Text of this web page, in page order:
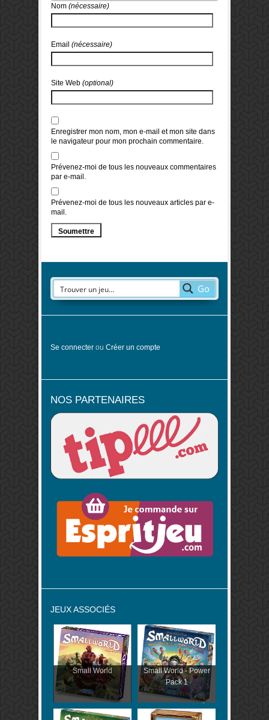
Nom (nécessaire)
Email (nécessaire)
Site Web (optional)
Enregistrer mon nom, mon e-mail et mon site dans
le navigateur pour mon prochain commentaire.
Prévenez-moi de tous les nouveaux commentaires
par e-mail.
Prévenez-moi de tous les nouveaux articles par e-
mail.
Go
Se connecter ou Créer un compte
NOS PARTENAIRES
JEUX ASSOCIÉS
Small World
Small World - Power
Pack 1